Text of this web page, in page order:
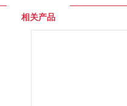
相关产品